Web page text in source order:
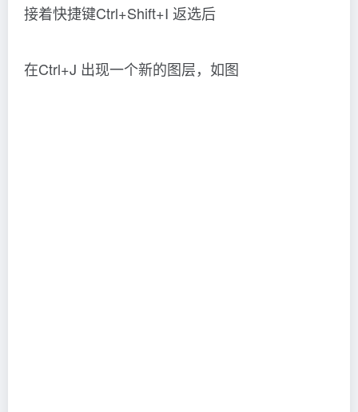
接着快捷键Ctrl+Shift+I 返选后
在Ctrl+J 出现一个新的图层，如图